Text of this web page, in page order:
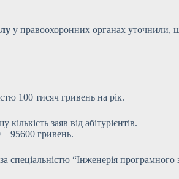
у правоохоронних органах уточнили,
100 тисяч гривень на рік.
заяв від абітурієнтів.
– 95600 гривень.
спеціальністю “Інженерія програмного